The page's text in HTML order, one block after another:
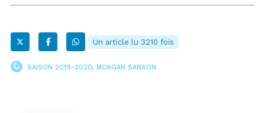
Un article lu 3210 fois
SAISON 2019-2020, MORGAN SANSON